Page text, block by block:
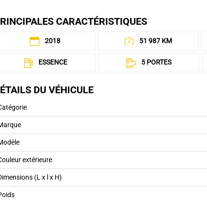
CARACTÉRISTIQUES
2018 51 987 KM
ESSENCE 5 PORTES
DU VÉHICULE
extérieure
(L x l x H)